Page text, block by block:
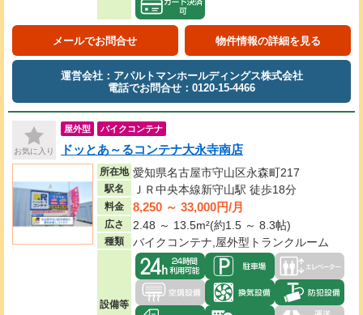
メールでお問合せ 物件情報の詳細を見る
運営会社：アパルトマンホールディングス株式会社
電話でお問合せ：0120-15-4466
お気に入り
屋外型 バイクコンテナ
ドッとあ～るコンテナ大永寺南店
所在地 愛知県名古屋市守山区永森町217
駅名 ＪＲ中央本線新守山駅 徒歩18分
料金 8,250 ～ 33,000円/月
広さ 2.48 ～ 13.5m²(約1.5 ～ 8.3帖)
種類 バイクコンテナ,屋外型トランクルーム
設備等